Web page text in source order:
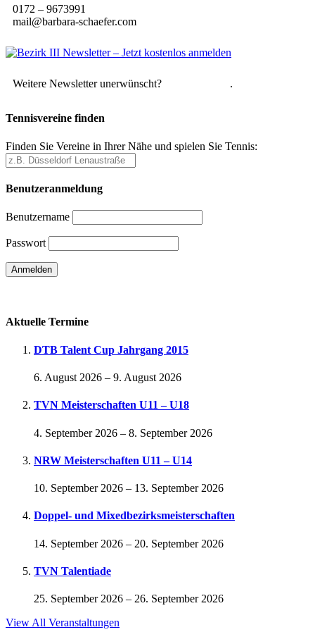
0172 – 9673991
mail@barbara-schaefer.com
Weitere Newsletter unerwünscht? .
Tennisvereine finden
Finden Sie Vereine in Ihrer Nähe und spielen Sie Tennis:
Benutzeranmeldung
Benutzername
Passwort
Aktuelle Termine
DTB Talent Cup Jahrgang 2015
6. August 2026 – 9. August 2026
TVN Meisterschaften U11 – U18
4. September 2026 – 8. September 2026
NRW Meisterschaften U11 – U14
10. September 2026 – 13. September 2026
Doppel- und Mixedbezirksmeisterschaften
14. September 2026 – 20. September 2026
TVN Talentiade
25. September 2026 – 26. September 2026
View All Veranstaltungen